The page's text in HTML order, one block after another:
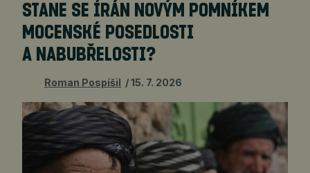
STANE SE ÍRÁN NOVÝM POMNÍKEM
MOCENSKÉ POSEDLOSTI
A NABUBŘELOSTI?
Roman Pospíšil 15. 7. 2026